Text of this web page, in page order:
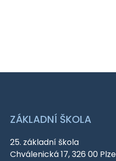
ZÁKLADNÍ ŠKOLA
25. základní škola
Chválenická 17, 326 00